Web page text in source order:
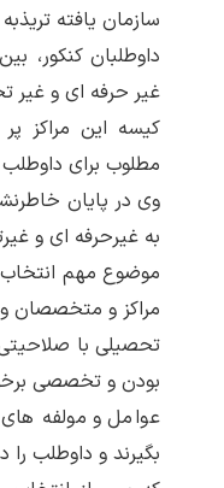
سازمان یافته
داوطلبان کنکور،
غیر حرفه ای و
کیسه این مراکز
مطلوب برای
وی در پایان
به غیرحرفه ای و
موضوع مهم
مراکز و متخصصان
تحصیلی با
بودن و تخصصی
عوامل و مولفه های
بگیرند و داوطلب را